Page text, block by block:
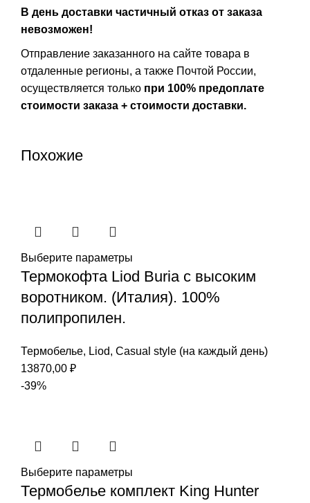
В день доставки частичный отказ от заказа
невозможен!
Отправление заказанного на сайте товара в
отдаленные регионы, а также Почтой России,
осуществляется только при 100% предоплате
стоимости заказа + стоимости доставки.
Похожие
Выберите параметры
Термокофта Liod Buria с высоким
воротником. (Италия). 100%
полипропилен.
Термобелье, Liod, Casual style (на каждый день)
13870,00 ₽
-39%
Выберите параметры
Термобелье комплект King Hunter